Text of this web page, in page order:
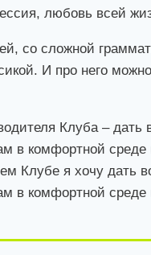
любовь всей
со сложной
И про него
Клуба – дать
комфортной среде
Клубе я хочу дать
комфортной среде